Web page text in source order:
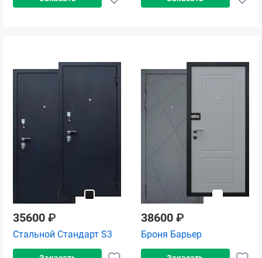
35600 ₽
Стальной Стандарт S3
38600 ₽
Броня Барьер